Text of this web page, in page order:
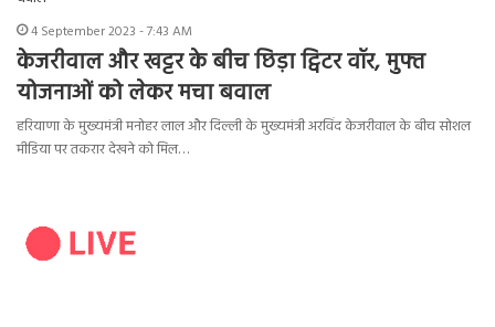
4 September 2023 - 7:43 AM
केजरीवाल और खट्टर के बीच छिड़ा ट्विटर वॉर, मुफ्त
योजनाओं को लेकर मचा बवाल
हरियाणा के मुख्यमंत्री मनोहर लाल और दिल्ली के मुख्यमंत्री अरविंद केजरीवाल के बीच सोशल
मीडिया पर तकरार देखने को मिल…